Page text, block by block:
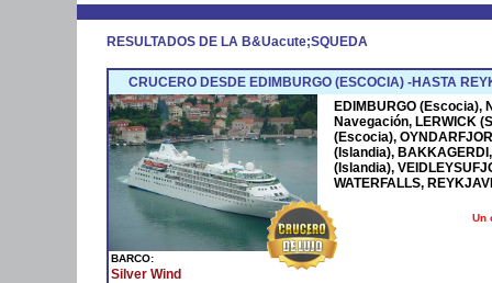
RESULTADOS DE LA B&Uacute;SQUEDA
CRUCERO DESDE EDIMBURGO (ESCOCIA) -HASTA
BARCO:
Silver Wind
EDIMBURGO (Escocia),
Navegación, LERWICK
(Escocia),
(Islandia),
(Islandia),
WATERFALLS,
Un